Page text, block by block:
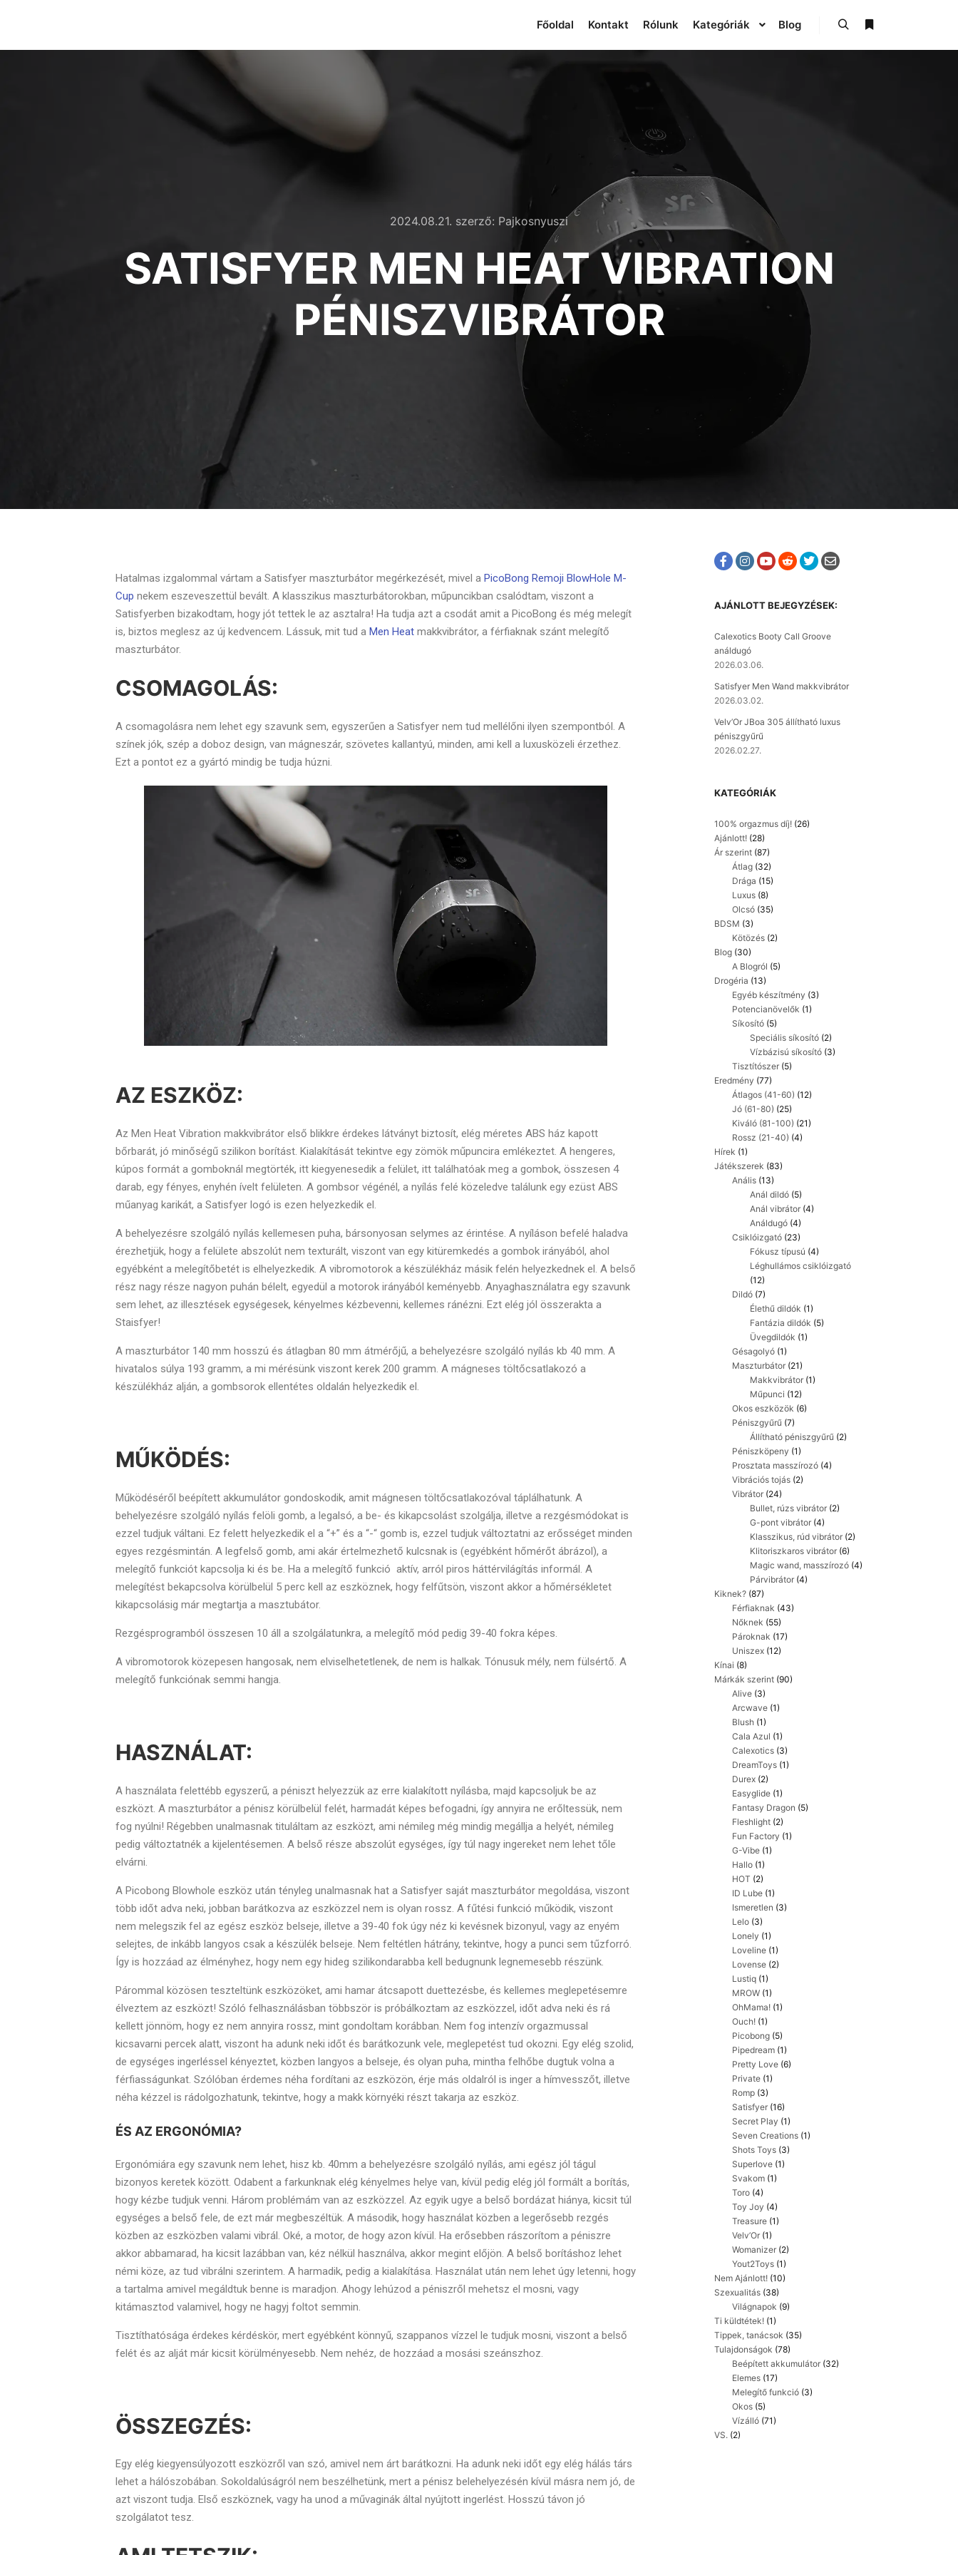
Főoldal Kontakt Rólunk Kategóriák Blog
2024.08.21. szerző: Pajkosnyuszi
SATISFYER MEN HEAT VIBRATION
PÉNISZVIBRÁTOR
Hatalmas izgalommal vártam a Satisfyer maszturbátor megérkezését, mivel a PicoBong Remoji BlowHole M-
Cup nekem eszeveszettül bevált. A klasszikus maszturbátorokban, műpuncikban csalódtam, viszont a
Satisfyerben bizakodtam, hogy jót tettek le az asztalra! Ha tudja azt a csodát amit a PicoBong és még melegít
is, biztos meglesz az új kedvencem. Lássuk, mit tud a Men Heat makkvibrátor, a férfiaknak szánt melegítő
maszturbátor.
CSOMAGOLÁS:
A csomagolásra nem lehet egy szavunk sem, egyszerűen a Satisfyer nem tud mellélőni ilyen szempontból. A
színek jók, szép a doboz design, van mágneszár, szövetes kallantyú, minden, ami kell a luxusközeli érzethez.
Ezt a pontot ez a gyártó mindig be tudja húzni.
AZ ESZKÖZ:
Az Men Heat Vibration makkvibrátor első blikkre érdekes látványt biztosít, elég méretes ABS ház kapott
bőrbarát, jó minőségű szilikon borítást. Kialakítását tekintve egy zömök műpuncira emlékeztet. A hengeres,
kúpos formát a gomboknál megtörték, itt kiegyenesedik a felület, itt találhatóak meg a gombok, összesen 4
darab, egy fényes, enyhén ívelt felületen. A gombsor végénél, a nyílás felé közeledve találunk egy ezüst ABS
műanyag karikát, a Satisfyer logó is ezen helyezkedik el.
A behelyezésre szolgáló nyílás kellemesen puha, bársonyosan selymes az érintése. A nyíláson befelé haladva
érezhetjük, hogy a felülete abszolút nem texturált, viszont van egy kitüremkedés a gombok irányából, ahol
egyébként a melegítőbetét is elhelyezkedik. A vibromotorok a készülékház másik felén helyezkednek el. A belső
rész nagy része nagyon puhán bélelt, egyedül a motorok irányából keményebb. Anyaghasználatra egy szavunk
sem lehet, az illesztések egységesek, kényelmes kézbevenni, kellemes ránézni. Ezt elég jól összerakta a
Staisfyer!
A maszturbátor 140 mm hosszú és átlagban 80 mm átmérőjű, a behelyezésre szolgáló nyílás kb 40 mm. A
hivatalos súlya 193 gramm, a mi mérésünk viszont kerek 200 gramm. A mágneses töltőcsatlakozó a
készülékház alján, a gombsorok ellentétes oldalán helyezkedik el.
MŰKÖDÉS:
Működéséről beépített akkumulátor gondoskodik, amit mágnesen töltőcsatlakozóval táplálhatunk. A
behelyezésre szolgáló nyílás felöli gomb, a legalsó, a be- és kikapcsolást szolgálja, illetve a rezgésmódokat is
ezzel tudjuk váltani. Ez felett helyezkedik el a “+” és a “-“ gomb is, ezzel tudjuk változtatni az erősséget minden
egyes rezgésmintán. A legfelső gomb, ami akár értelmezhető kulcsnak is (egyébként hőmérőt ábrázol), a
melegítő funkciót kapcsolja ki és be. Ha a melegítő funkció aktív, arról piros háttérvilágítás informál. A
melegítést bekapcsolva körülbelül 5 perc kell az eszköznek, hogy felfűtsön, viszont akkor a hőmérsékletet
kikapcsolásig már megtartja a masztubátor.
Rezgésprogramból összesen 10 áll a szolgálatunkra, a melegítő mód pedig 39-40 fokra képes.
A vibromotorok közepesen hangosak, nem elviselhetetlenek, de nem is halkak. Tónusuk mély, nem fülsértő. A
melegítő funkciónak semmi hangja.
HASZNÁLAT:
A használata felettébb egyszerű, a péniszt helyezzük az erre kialakított nyílásba, majd kapcsoljuk be az
eszközt. A maszturbátor a pénisz körülbelül felét, harmadát képes befogadni, így annyira ne erőltessük, nem
fog nyúlni! Régebben unalmasnak tituláltam az eszközt, ami némileg még mindig megállja a helyét, némileg
pedig változtatnék a kijelentésemen. A belső része abszolút egységes, így túl nagy ingereket nem lehet tőle
elvárni.
A Picobong Blowhole eszköz után tényleg unalmasnak hat a Satisfyer saját maszturbátor megoldása, viszont
több időt adva neki, jobban barátkozva az eszközzel nem is olyan rossz. A fűtési funkció működik, viszont
nem melegszik fel az egész eszköz belseje, illetve a 39-40 fok úgy néz ki kevésnek bizonyul, vagy az enyém
selejtes, de inkább langyos csak a készülék belseje. Nem feltétlen hátrány, tekintve, hogy a punci sem tűzforró.
Így is hozzáad az élményhez, hogy nem egy hideg szilikondarabba kell bedugnunk legnemesebb részünk.
Párommal közösen teszteltünk eszközöket, ami hamar átcsapott duettezésbe, és kellemes meglepetésemre
élveztem az eszközt! Szóló felhasználásban többször is próbálkoztam az eszközzel, időt adva neki és rá
kellett jönnöm, hogy ez nem annyira rossz, mint gondoltam korábban. Nem fog intenzív orgazmussal
kicsavarni percek alatt, viszont ha adunk neki időt és barátkozunk vele, meglepetést tud okozni. Egy elég szolid,
de egységes ingerléssel kényeztet, közben langyos a belseje, és olyan puha, mintha felhőbe dugtuk volna a
férfiasságunkat. Szólóban érdemes néha fordítani az eszközön, érje más oldalról is inger a hímvesszőt, illetve
néha kézzel is rádolgozhatunk, tekintve, hogy a makk környéki részt takarja az eszköz.
ÉS AZ ERGONÓMIA?
Ergonómiára egy szavunk nem lehet, hisz kb. 40mm a behelyezésre szolgáló nyílás, ami egész jól tágul
bizonyos keretek között. Odabent a farkunknak elég kényelmes helye van, kívül pedig elég jól formált a borítás,
hogy kézbe tudjuk venni. Három problémám van az eszközzel. Az egyik ugye a belső bordázat hiánya, kicsit túl
egységes a belső fele, de ezt már megbeszéltük. A második, hogy használat közben a legerősebb rezgés
közben az eszközben valami vibrál. Oké, a motor, de hogy azon kívül. Ha erősebben rászorítom a péniszre
akkor abbamarad, ha kicsit lazábban van, kéz nélkül használva, akkor megint előjön. A belső borításhoz lehet
némi köze, az tud vibrálni szerintem. A harmadik, pedig a kialakítása. Használat után nem lehet úgy letenni, hogy
a tartalma amivel megáldtuk benne is maradjon. Ahogy lehúzod a péniszről mehetsz el mosni, vagy
kitámasztod valamivel, hogy ne hagyj foltot semmin.
Tisztíthatósága érdekes kérdéskör, mert egyébként könnyű, szappanos vízzel le tudjuk mosni, viszont a belső
felét és az alját már kicsit körülményesebb. Nem nehéz, de hozzáad a mosási szeánszhoz.
ÖSSZEGZÉS:
Egy elég kiegyensúlyozott eszközről van szó, amivel nem árt barátkozni. Ha adunk neki időt egy elég hálás társ
lehet a hálószobában. Sokoldalúságról nem beszélhetünk, mert a pénisz belehelyezésén kívül másra nem jó, de
azt viszont tudja. Első eszköznek, vagy ha unod a művaginák által nyújtott ingerlést. Hosszú távon jó
szolgálatot tesz.
AJÁNLOTT BEJEGYZÉSEK:
Calexotics Booty Call Groove
análdugó
2026.03.06.
Satisfyer Men Wand makkvibrátor
2026.03.02.
Velv’Or JBoa 305 állítható luxus
péniszgyűrű
2026.02.27.
KATEGÓRIÁK
100% orgazmus díj! (26)
Ajánlott! (28)
Ár szerint (87)
Átlag (32)
Drága (15)
Luxus (8)
Olcsó (35)
BDSM (3)
Kötözés (2)
Blog (30)
A Blogról (5)
Drogéria (13)
Egyéb készítmény (3)
Potencianövelők (1)
Síkosító (5)
Speciális síkosító (2)
Vízbázisú síkosító (3)
Tisztítószer (5)
Eredmény (77)
Átlagos (41-60) (12)
Jó (61-80) (25)
Kiváló (81-100) (21)
Rossz (21-40) (4)
Hírek (1)
Játékszerek (83)
Anális (13)
Anál dildó (5)
Anál vibrátor (4)
Análdugó (4)
Csiklóizgató (23)
Fókusz típusú (4)
Léghullámos csiklóizgató
(12)
Dildó (7)
Élethű dildók (1)
Fantázia dildók (5)
Üvegdildók (1)
Gésagolyó (1)
Maszturbátor (21)
Makkvibrátor (1)
Műpunci (12)
Okos eszközök (6)
Péniszgyűrű (7)
Állítható péniszgyűrű (2)
Péniszköpeny (1)
Prosztata masszírozó (4)
Vibrációs tojás (2)
Vibrátor (24)
Bullet, rúzs vibrátor (2)
G-pont vibrátor (4)
Klasszikus, rúd vibrátor (2)
Klitoriszkaros vibrátor (6)
Magic wand, masszírozó (4)
Párvibrátor (4)
Kiknek? (87)
Férfiaknak (43)
Nőknek (55)
Pároknak (17)
Uniszex (12)
Kínai (8)
Márkák szerint (90)
Alive (3)
Arcwave (1)
Blush (1)
Cala Azul (1)
Calexotics (3)
DreamToys (1)
Durex (2)
Easyglide (1)
Fantasy Dragon (5)
Fleshlight (2)
Fun Factory (1)
G-Vibe (1)
Hallo (1)
HOT (2)
ID Lube (1)
Ismeretlen (3)
Lelo (3)
Lonely (1)
Loveline (1)
Lovense (2)
Lustiq (1)
MROW (1)
OhMama! (1)
Ouch! (1)
Picobong (5)
Pipedream (1)
Pretty Love (6)
Private (1)
Romp (3)
Satisfyer (16)
Secret Play (1)
Seven Creations (1)
Shots Toys (3)
Superlove (1)
Svakom (1)
Toro (4)
Toy Joy (4)
Treasure (1)
Velv’Or (1)
Womanizer (2)
Yout2Toys (1)
Nem Ajánlott! (10)
Szexualitás (38)
Világnapok (9)
Ti küldtétek! (1)
Tippek, tanácsok (35)
Tulajdonságok (78)
Beépített akkumulátor (32)
Elemes (17)
Melegítő funkció (3)
Okos (5)
Vízálló (71)
VS. (2)